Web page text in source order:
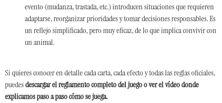
evento (mudanza, trastada, etc.) introducen situaciones que requieren
adaptarse, reorganizar prioridades y tomar decisiones responsables. Es
un reflejo simplificado, pero muy eficaz, de lo que implica convivir con
un animal.
Si quieres conocer en detalle cada carta, cada efecto y todas las reglas oficiales,
puedesdescargar el reglamento completo del juego o ver el vídeo donde
explicamos paso a paso cómo se juega.